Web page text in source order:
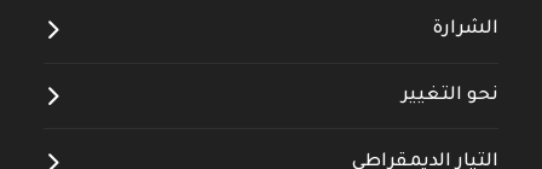
الشرارة
نحو التغيير
التيار الديمقراطي